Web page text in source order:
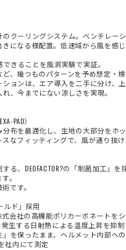
クーリングシステム。ベンチレー
になる様配置。低速域から風を感
きることを風洞実験で実証。
、幾つものパターンを予め想定・
ョンは、エア導入を二手に分け、
、今までにない涼しさを実現。
PAD）
布を最適化し、生地の大部分をホ
なフィッティングで、風が通り抜け
、DEOFACTOR?の「制菌加工」を
。
です。
ルド」採用
会社の高機能ポリカーボネートを
生する日射熱による温度上昇を抑
を保ったまま、ヘルメット内部へ
社内にて測定